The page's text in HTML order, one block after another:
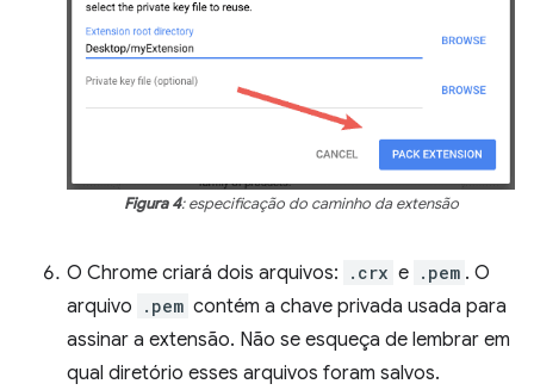
Figura 4: especificação do caminho da extensão
O Chrome criará dois arquivos: .crx e .pem . O
arquivo
.pem contém a chave privada usada para
assinar a extensão. Não se esqueça de lembrar em
qual diretório esses arquivos foram salvos.